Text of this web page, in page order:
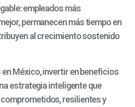
empleados más
permanecen más tiempo en
al crecimiento sostenido
México, invertir en beneficios
estrategia inteligente que
resilientes y